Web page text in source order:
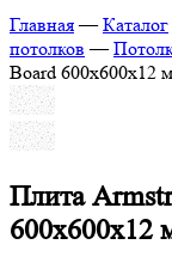
Главная — Каталог
потолков —
Board 600х600х12
Плита
600х600х12